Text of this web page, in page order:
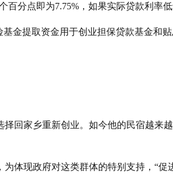
分点即为7.75%，如果实际贷款利率
金提取资金用于创业担保贷款基金和
回家乡重新创业。如今他的民宿越来
体现政府对这类群体的特别支持，“促